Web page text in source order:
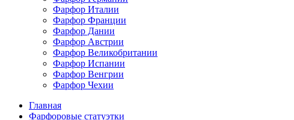
Фарфор Италии
Фарфор Франции
Фарфор Дании
Фарфор Австрии
Фарфор Великобритании
Фарфор Испании
Фарфор Венгрии
Фарфор Чехии
Главная
Фарфоровые статуэтки